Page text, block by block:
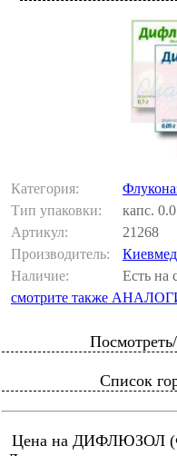
Категория:
Тип упаковки:
капс.
Артикул:
21268
Производитель:
Наличие:
Есть на
смотрите также
Список
Цена на ДИФЛЮЗОЛ